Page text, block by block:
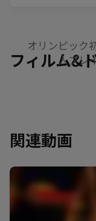
フィルム&
オリンピック
人ブレ
関連動画